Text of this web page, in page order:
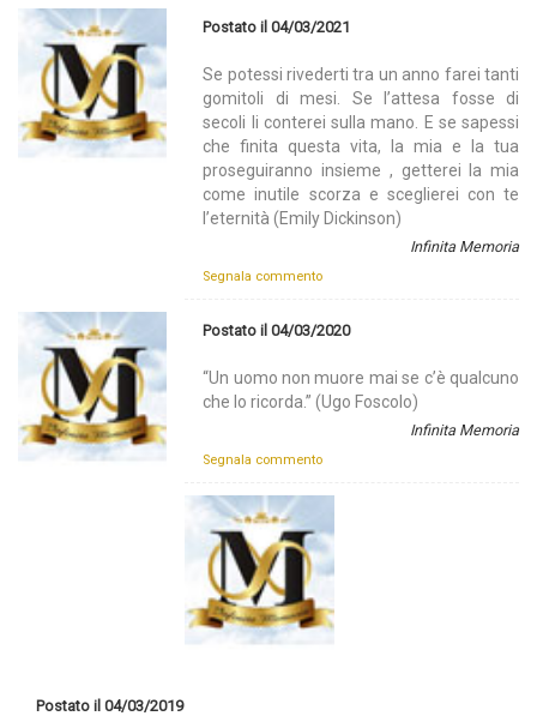
Postato il 04/03/2021
Se potessi rivederti tra un anno farei tanti
gomitoli di mesi. Se l’attesa fosse di
secoli li conterei sulla mano. E se sapessi
che finita questa vita, la mia e la tua
proseguiranno insieme , getterei la mia
come inutile scorza e sceglierei con te
l’eternità (Emily Dickinson)
Infinita Memoria
Segnala commento
Postato il 04/03/2020
“Un uomo non muore mai se c’è qualcuno
che lo ricorda.” (Ugo Foscolo)
Infinita Memoria
Segnala commento
Postato il 04/03/2019